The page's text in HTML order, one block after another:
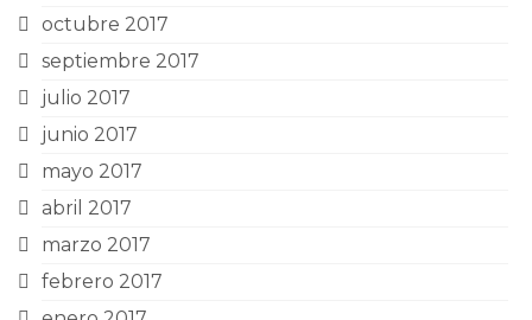
octubre 2017
septiembre 2017
julio 2017
junio 2017
mayo 2017
abril 2017
marzo 2017
febrero 2017